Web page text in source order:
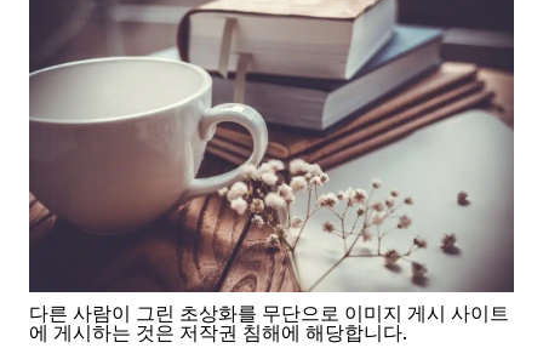
다른 사람이 그린 초상화를 무단으로 이미지 게시 사이트
에 게시하는 것은 저작권 침해에 해당합니다.